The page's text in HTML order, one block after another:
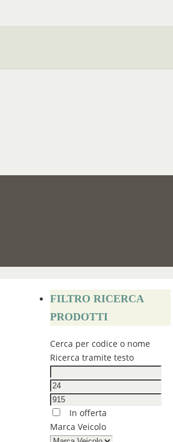
FILTRO RICERCA
PRODOTTI
Cerca per codice o nome
Ricerca tramite testo
In offerta
Marca Veicolo